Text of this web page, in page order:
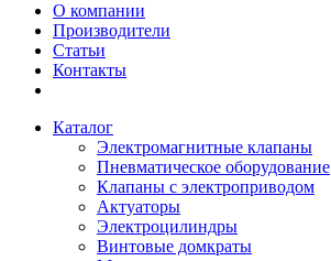
О компании
Производители
Статьи
Контакты
Каталог
Электромагнитные клапаны
Пневматическое оборудование
Клапаны с электроприводом
Актуаторы
Электроцилиндры
Винтовые домкраты